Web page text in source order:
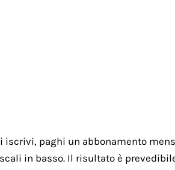
paghi un abbonamento
in basso. Il risultato è